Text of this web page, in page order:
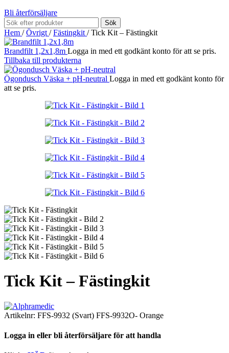
Bli återförsäljare
Sök
Hem / Övrigt / Fästingkit / Tick Kit – Fästingkit
Brandfilt 1,2x1,8m Logga in med ett godkänt konto för att se pris.
Tillbaka till produkterna
Ögondusch Väska + pH-neutral Logga in med ett godkänt konto för
att se pris.
Tick Kit – Fästingkit
Artikelnr: FFS-9932 (Svart) FFS-9932O- Orange
Logga in eller bli återförsäljare för att handla